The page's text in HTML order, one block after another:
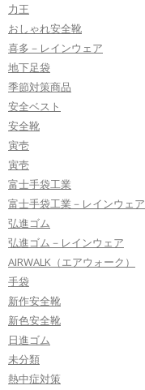
力王
おしゃれ安全靴
喜多－レインウェア
地下足袋
季節対策商品
安全ベスト
安全靴
寅壱
寅壱
富士手袋工業
富士手袋工業－レインウェア
弘進ゴム
弘進ゴム－レインウェア
AIRWALK（エアウォーク）
手袋
新作安全靴
新色安全靴
日進ゴム
未分類
熱中症対策